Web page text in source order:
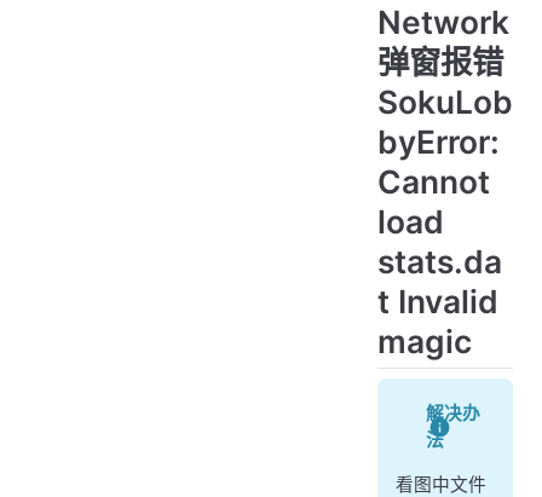
Network
弹窗报错
SokuLob
byError:
Cannot
load
stats.da
t Invalid
magic
解决办
法
看图中文件